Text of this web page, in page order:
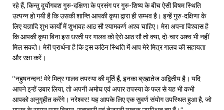
रहे हैं, किन्तु दुर्योगवश गुरु-दक्षिणा के प्रसंग पर गुरु-शिष्य के बीच ऐसी विषम स्थिति
उत्पन्न हो गयी है कि उसकी शान्ति आपकी कृपा द्वारा ही सम्भव है। इन्हें गुरु-दक्षिणा के
लिए यज्ञादि शुभ कार्यों में शुभावह आठ सौ श्यामकर्ण अश्व चाहिए। मेरा अपना विश्वास है
कि आपकी कृपा बिना इस धरती पर गालव को ऐसे आठ सौ तो क्या, दो-चार अश्व भी नहीं
मिल सकते। मेरी प्रार्थना है कि इस कठिन स्थिति में आप मेरे मित्र गालव की सहायता
और रक्षा करें।
‘‘नहुषनन्दन! मेरे मित्र गालव तपस्या की मूर्ति हैं, इनका ब्रह्मतेज अद्वितीय है। यदि
आपने इन्हें उबार लिया, तो अपनी अमोघ एवं अपार तपस्या के फल से यह भी कभी
आपको अनुगृहीत करेंगे। नरेश्वर! यह आपके लिए एक सुवर्ण संयोग उपस्थित हुआ है, जो